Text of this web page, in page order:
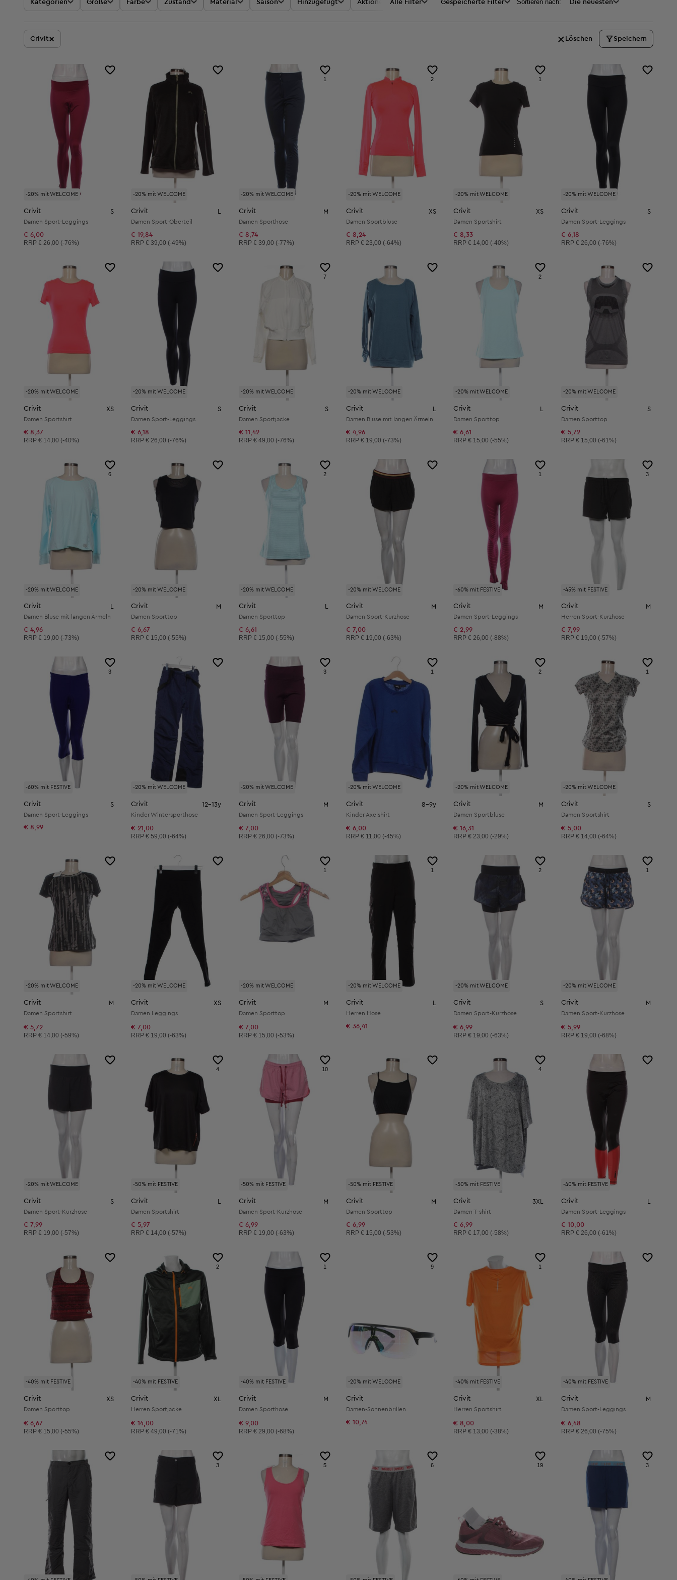
Kategorien Größe Farbe Zustand Material Saison Hinzugefügt Aktionen Preis
Alle Filter Gespeicherte Filter Sortieren nach: Die neuesten
Crivit× Löschen Speichern
-20% mit WELCOME
Crivit S
Damen Sport-Leggings
€ 6,00
Unverbindliche Preisempfehlung:
RRP € 26,00 (-76%)
-20% mit WELCOME
Crivit
Damen Sport-Oberteil
€ 19,84
Unverbindliche Preisempfehlung:
RRP€ 39,00 (-49%)
-20% mit WELCOME
1
Crivit M
Damen Sporthose
€ 8,74
Unverbindliche Preisempfehlung:
RRP € 39,00 (-77%)
-20% mit WELCOME
2
Crivit XS
Damen Sportbluse
€ 8,24
Unverbindliche Preisempfehlung:
RRP € 23,00 (-64%)
-20% mit WELCOME
1
Crivit XS
Damen Sportshirt
€ 8,33
Unverbindliche Preisempfehlung:
RRP€ 14,00 (-40%)
-20% mit WELCOME
Crivit S
Damen Sport-Leggings
€ 6,18
Unverbindliche Preisempfehlung:
RRP € 26,00 (-76%)
-20% mit WELCOME
Crivit XS
Damen Sportshirt
€ 8,37
Unverbindliche Preisempfehlung:
RRP € 14,00 (-40%)
-20% mit WELCOME
Crivit S
Damen Sport-Leggings
€ 6,18
Unverbindliche Preisempfehlung:
RRP€ 26,00 (-76%)
-20% mit WELCOME
7
Crivit S
Damen Sportjacke
€ 11,42
Unverbindliche Preisempfehlung:
RRP € 49,00 (-76%)
-20% mit WELCOME
Crivit
Damen Bluse mit langen Ärmeln
€ 4,96
Unverbindliche Preisempfehlung:
RRP € 19,00 (-73%)
-20% mit WELCOME
2
Crivit
Damen Sporttop
€ 6,61
Unverbindliche Preisempfehlung:
RRP€ 15,00 (-55%)
-20% mit WELCOME
Crivit S
Damen Sporttop
€ 5,72
Unverbindliche Preisempfehlung:
RRP € 15,00 (-61%)
-20% mit WELCOME
6
Crivit
Damen Bluse mit langen Ärmeln
€ 4,96
Unverbindliche Preisempfehlung:
RRP € 19,00 (-73%)
-20% mit WELCOME
Crivit M
Damen Sporttop
€ 6,67
Unverbindliche Preisempfehlung:
RRP€ 15,00 (-55%)
-20% mit WELCOME
2
Crivit
Damen Sporttop
€ 6,61
Unverbindliche Preisempfehlung:
RRP € 15,00 (-55%)
-20% mit WELCOME
Crivit M
Damen Sport-Kurzhose
€ 7,00
Unverbindliche Preisempfehlung:
RRP € 19,00 (-63%)
-60% mit FESTIVE
1
Crivit M
Damen Sport-Leggings
€ 2,99
Unverbindliche Preisempfehlung:
RRP€ 26,00 (-88%)
-45% mit FESTIVE
3
Crivit M
Herren Sport-Kurzhose
€ 7,99
Unverbindliche Preisempfehlung:
RRP € 19,00 (-57%)
-60% mit FESTIVE
3
Crivit S
Damen Sport-Leggings
€ 8,99
-20% mit WELCOME
Crivit 12-13y
Kinder Wintersporthose
€ 21,00
Unverbindliche Preisempfehlung:
RRP€ 59,00 (-64%)
-20% mit WELCOME
3
Crivit M
Damen Sport-Leggings
€ 7,00
Unverbindliche Preisempfehlung:
RRP € 26,00 (-73%)
-20% mit WELCOME
1
Crivit 8-9y
Kinder Axelshirt
€ 6,00
Unverbindliche Preisempfehlung:
RRP € 11,00 (-45%)
-20% mit WELCOME
2
Crivit M
Damen Sportbluse
€ 16,31
Unverbindliche Preisempfehlung:
RRP€ 23,00 (-29%)
-20% mit WELCOME
1
Crivit S
Damen Sportshirt
€ 5,00
Unverbindliche Preisempfehlung:
RRP € 14,00 (-64%)
-20% mit WELCOME
Crivit M
Damen Sportshirt
€ 5,72
Unverbindliche Preisempfehlung:
RRP € 14,00 (-59%)
-20% mit WELCOME
Crivit XS
Damen Leggings
€ 7,00
Unverbindliche Preisempfehlung:
RRP€ 19,00 (-63%)
-20% mit WELCOME
1
Crivit M
Damen Sporttop
€ 7,00
Unverbindliche Preisempfehlung:
RRP € 15,00 (-53%)
-20% mit WELCOME
1
Crivit L
Herren Hose
€ 36,41
-20% mit WELCOME
2
Crivit S
Damen Sport-Kurzhose
€ 6,99
Unverbindliche Preisempfehlung:
RRP€ 19,00 (-63%)
-20% mit WELCOME
1
Crivit M
Damen Sport-Kurzhose
€ 5,99
Unverbindliche Preisempfehlung:
RRP € 19,00 (-68%)
-20% mit WELCOME
Crivit S
Damen Sport-Kurzhose
€ 7,99
Unverbindliche Preisempfehlung:
RRP € 19,00 (-57%)
-50% mit FESTIVE
4
Crivit L
Damen Sportshirt
€ 5,97
Unverbindliche Preisempfehlung:
RRP€ 14,00 (-57%)
-50% mit FESTIVE
10
Crivit M
Damen Sport-Kurzhose
€ 6,99
Unverbindliche Preisempfehlung:
RRP € 19,00 (-63%)
-50% mit FESTIVE
Crivit M
Damen Sporttop
€ 6,99
Unverbindliche Preisempfehlung:
RRP € 15,00 (-53%)
-50% mit FESTIVE
4
Crivit 3XL
Damen T-shirt
€ 6,99
Unverbindliche Preisempfehlung:
RRP€ 17,00 (-58%)
-40% mit FESTIVE
Crivit L
Damen Sport-Leggings
€ 10,00
Unverbindliche Preisempfehlung:
RRP € 26,00 (-61%)
-40% mit FESTIVE
Crivit XS
Damen Sporttop
€ 6,67
Unverbindliche Preisempfehlung:
RRP € 15,00 (-55%)
-40% mit FESTIVE
2
Crivit XL
Herren Sportjacke
€ 14,00
Unverbindliche Preisempfehlung:
RRP€ 49,00 (-71%)
-40% mit FESTIVE
1
Crivit M
Damen Sporthose
€ 9,00
Unverbindliche Preisempfehlung:
RRP € 29,00 (-68%)
-20% mit WELCOME
9
Crivit
Damen-Sonnenbrillen
€ 10,74
-40% mit FESTIVE
1
Crivit XL
Herren Sportshirt
€ 8,00
Unverbindliche Preisempfehlung:
RRP€ 13,00 (-38%)
-40% mit FESTIVE
Crivit M
Damen Sport-Leggings
€ 6,48
Unverbindliche Preisempfehlung:
RRP € 26,00 (-75%)
3 5 6 19 3